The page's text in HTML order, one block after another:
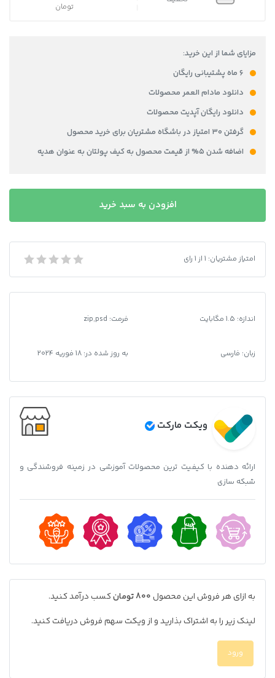
تومان
مزایای شما از این خرید:
۶ ماه پشتیبانی رایگان
دانلود مادام العمر محصولات
دانلود رایگان آپدیت محصولات
گرفتن ۳۰ امتیاز در باشگاه مشتریان برای خرید محصول
اضافه شدن ۵% از قیمت محصول به کیف پولتان به عنوان هدیه
اسکنر
دستگاه
کونیکا
افزودن به سبد خرید
آموزش نصب اسکنر دستگاه کونیکا مینولتا
امتیاز مشتریان: 1 از1 رای
اندازه: 1.5 مگابایت فرمت:
zip,psd
زبان: فارسی به روز شده در: 18 فوریه 2024
ویکت مارکت
ارائه دهنده با کیفیت ترین محصولات آموزشی در زمینه فروشندگی و
شبکه سازی
به ازای هر فروش این محصول800 تومان
کسب درآمد کنید.
لینک زیر را به اشتراک بذارید و از ویکت سهم فروش دریافت کنید.
ورود